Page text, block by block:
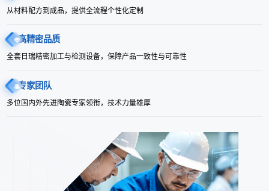
从材料配方到成品，提供全流程个性化定制
高精密品质
全套日瑞精密加工与检测设备，保障产品一致性与可靠性
专家团队
多位国内外先进陶瓷专家领衔，技术力量雄厚